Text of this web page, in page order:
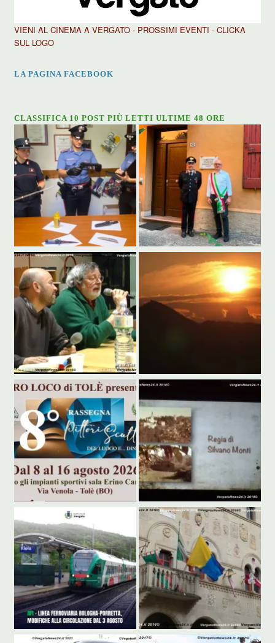
VIENI AL CINEMA A VERGATO - PROSSIMI EVENTI - CLICKA
SUL LOGO
LA PAGINA FACEBOOK
CLASSIFICA 10 POST PIÙ LETTI ULTIME 48 ORE